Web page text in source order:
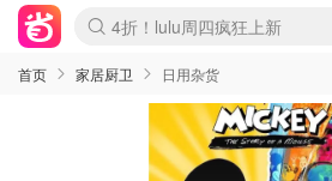
Boticinal 夏促开抢！
4折！lulu周四疯狂上新
还没结束！&OtherStories大促
Joybuy变相75折 随时失效
速领！Stanley独家85折
疑似霸哥！Camper额外叠85折
Zalando 奥莱闪促！每日更新
Moncler反季囤！5折起+叠9折
Coach Brooklyn仅€192
首页 家居厨卫 日用杂货